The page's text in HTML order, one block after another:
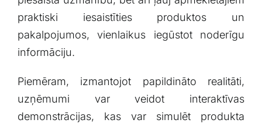
praktiski iesaistīties‌ produktos un
pakalpojumos, vienlaikus iegūstot noderīgu
informāciju.
Piemēram, izmantojot papildināto realitāti,​
uzņēmumi var veidot interaktīvas
demonstrācijas, kas var simulēt produkta